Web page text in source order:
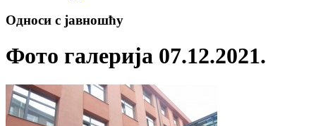
Односи с јавношћу
Фото галерија 07.12.2021.